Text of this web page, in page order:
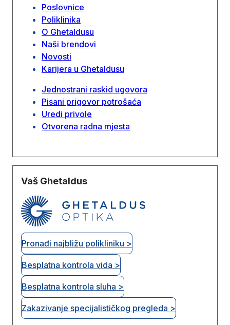
Poslovnice
Poliklinika
O Ghetaldusu
Naši brendovi
Novosti
Karijera u Ghetaldusu
Jednostrani raskid ugovora
Pisani prigovor potrošaća
Uredi privole
Otvorena radna mjesta
Vaš Ghetaldus
Pronađi najbližu polikliniku >
Besplatna kontrola vida >
Besplatna kontrola sluha >
Zakazivanje specijalističkog pregleda >